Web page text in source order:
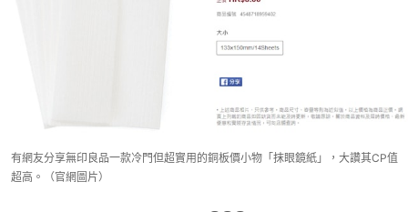
有網友分享無印良品一款冷門但超實用的銅板價小物「抹眼鏡紙」，大讚其CP值
超高。（官網圖片）